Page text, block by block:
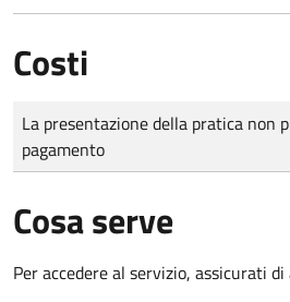
Costi
Tipo di pagamento
Importo
La presentazione della pratica non
pagamento
Cosa serve
Per accedere al servizio, assicurati di